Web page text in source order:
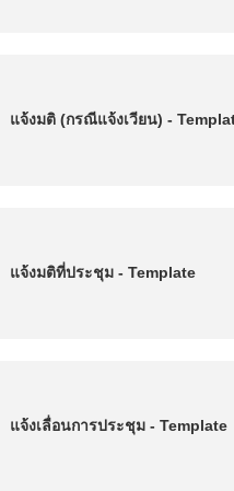
แจ้งมติ (กรณีแจ้งเวียน) -
แจ้งมติที่ประชุม - Template
แจ้งเลื่อนการประชุม - Template